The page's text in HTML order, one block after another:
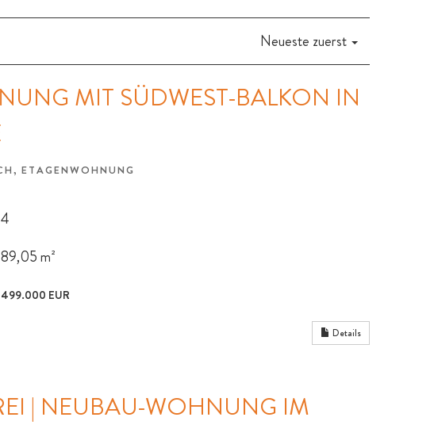
Neueste zuerst
MIT SÜDWEST-BALKON IN
ETAGENWOHNUNG
4
89,05 m²
499.000 EUR
Details
| NEUBAU-WOHNUNG IM